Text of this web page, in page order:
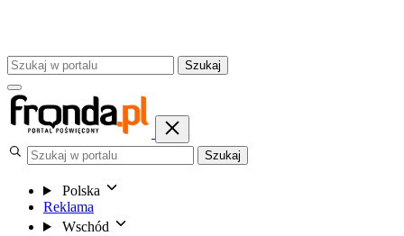
Szukaj
Szukaj
Polska
Reklama
Wschód